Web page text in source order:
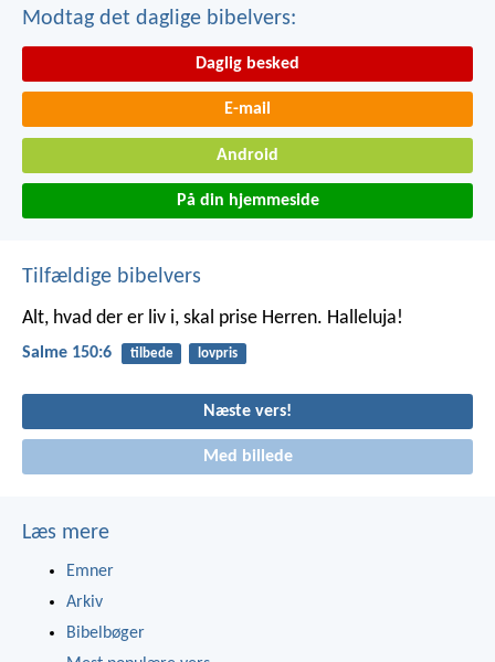
Modtag det daglige bibelvers:
Daglig besked
E-mail
Android
På din hjemmeside
Tilfældige bibelvers
Alt, hvad der er liv i, skal prise Herren. Halleluja!
Salme 150:6 tilbede lovpris
Næste vers!
Med billede
Læs mere
Emner
Arkiv
Bibelbøger